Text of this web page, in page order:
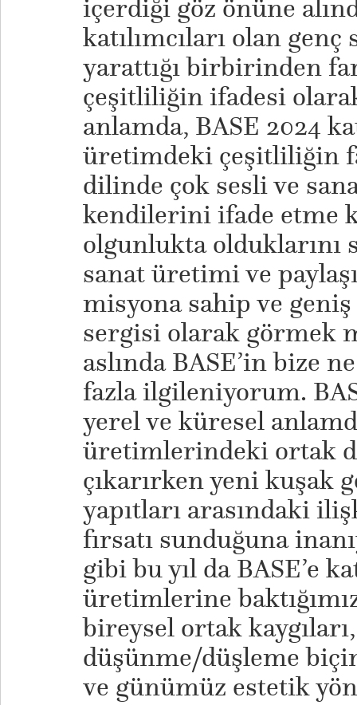
içerdiği göz önüne
katılımcıları olan genç
yarattığı birbirinden
çeşitliliğin ifadesi
anlamda, BASE 2024
üretimdeki çeşitliliğin
dilinde çok sesli ve
kendilerini ifade etme
olgunlukta olduklarını
sanat üretimi ve
misyona sahip ve
sergisi olarak görmek
aslında BASE’in bize
fazla ilgileniyorum.
yerel ve küresel
üretimlerindeki ortak
çıkarırken yeni kuşak
yapıtları arasındaki
fırsatı sunduğuna
gibi bu yıl da BASE’e
üretimlerine
bireysel ortak
düşünme/düşleme
ve günümüz estetik